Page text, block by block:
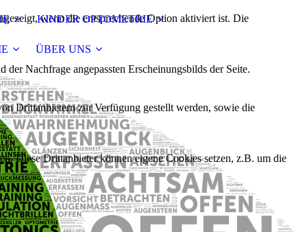
KINDER OPTOMETRIE
ÜBER UNS
wenn die entsprechende Option aktiviert ist. Die
Nachfrage angepassten Erscheinungsbilds der Seite.
Drittanbietern zur Verfügung gestellt werden, sowie die
Diese Drittanbieter können eigene Cookies setzen, z.B. um die